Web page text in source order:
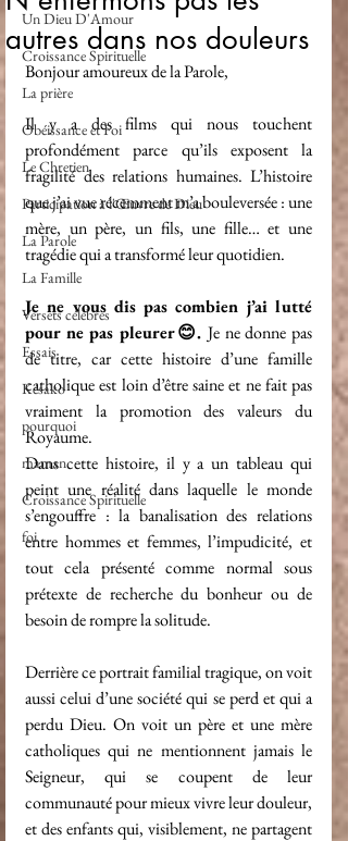
Un Dieu D'Amour
Croissance Spirituelle
La prière
Obéissance et Foi
Le Chretien
Participation à l'Œuvre de Dieu
La Parole
La Famille
Versets célèbres
Essais
Késako
pourquoi
maman
Croissance Spirituelle
foi
autres dans nos douleurs
Bonjour amoureux de la Parole,
Il y a des films qui nous touchent
profondément parce qu’ils exposent la
fragilité des relations humaines. L’histoire
que j’ai vue récemment m’a bouleversée : une
mère, un père, un fils, une fille… et une
tragédie qui a transformé leur quotidien.
Je ne vous dis pas combien j’ai lutté
pour ne pas pleurer😊. Je ne donne pas
de titre, car cette histoire d’une famille
catholique est loin d’être saine et ne fait pas
vraiment la promotion des valeurs du
Royaume.
Dans cette histoire, il y a un tableau qui
peint une réalité dans laquelle le monde
s’engouffre : la banalisation des relations
entre hommes et femmes, l’impudicité, et
tout cela présenté comme normal sous
prétexte de recherche du bonheur ou de
besoin de rompre la solitude.
Derrière ce portrait familial tragique, on voit
aussi celui d’une société qui se perd et qui a
perdu Dieu. On voit un père et une mère
catholiques qui ne mentionnent jamais le
Seigneur, qui se coupent de leur
communauté pour mieux vivre leur douleur,
et des enfants qui, visiblement, ne partagent